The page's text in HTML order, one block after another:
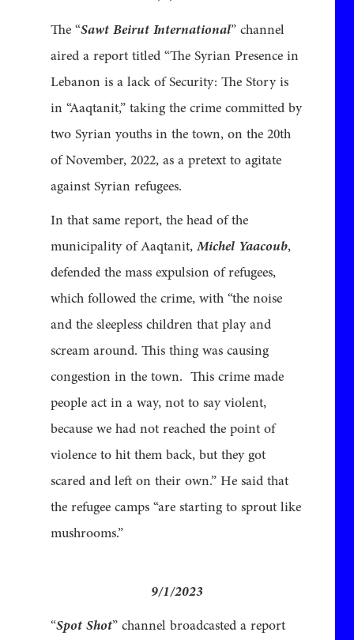
The “Sawt Beirut International” channel
aired a report titled “The Syrian Presence in
Lebanon is a lack of Security: The Story is
in “Aaqtanit,” taking the crime committed by
two Syrian youths in the town, on the 20th
of November, 2022, as a pretext to agitate
against Syrian refugees.
In that same report, the head of the
municipality of Aaqtanit,Michel Yaacoub,
defended the mass expulsion of refugees,
which followed the crime, with “the noise
and the sleepless children that play and
scream around. This thing was causing
congestion in the town. This crime made
people act in a way, not to say violent,
because we had not reached the point of
violence to hit them back, but they got
scared and left on their own.” He said that
the refugee camps “are starting to sprout like
mushrooms.”
9/1/2023
“Spot Shot” channel broadcasted a report